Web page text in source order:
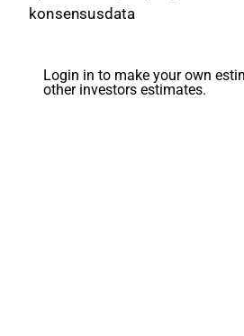
konsensusdata
Login in to make your own
other investors estimates.